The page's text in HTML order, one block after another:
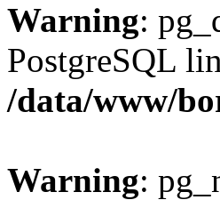
Warning:
PostgreSQL
/data/www/
Warning: